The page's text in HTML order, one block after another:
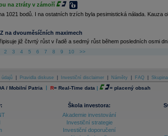
na ztráty v zámoří
1021 bodů. I na ostatních trzích byla pesimistická nálada. Kauza
na dvouměsíčních maximech
již čtvrtý růst v řadě a sedmý růst během posledních osmi
2 3 4 5 6 7 8 9 10 >>
údajů Pravidla diskuse Investiční disclaimer Náměty FAQ
/ Mobilní Patria | R= Real-Time data | = placený obsah
Škola investora:
Akademie investování
Investiční strategie
Investiční doporučení